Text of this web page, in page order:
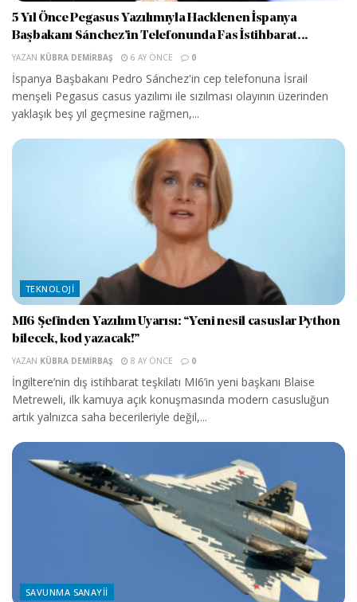
5 Yıl Önce Pegasus Yazılımıyla Hacklenen İspanya
Başbakanı Sánchez’in Telefonunda Fas İstihbarat...
YAZAN KÜBRA DEMIRBAŞ 6 AY ÖNCE 0
İspanya Başbakanı Pedro Sánchez'in cep telefonuna İsrail
menşeli Pegasus casus yazılımı ile sızılması olayının üzerinden
yaklaşık beş yıl geçmesine rağmen,...
TEKNOLOJI
MI6 Şefinden Yazılım Uyarısı: “Yeni nesil casuslar Python
bilecek, kod yazacak!”
YAZAN KÜBRA DEMIRBAŞ 8 AY ÖNCE 0
İngiltere’nin dış istihbarat teşkilatı MI6’in yeni başkanı Blaise
Metreweli, ilk kamuya açık konuşmasında modern casusluğun
artık yalnızca saha becerileriyle değil,...
SAVUNMA SANAYII